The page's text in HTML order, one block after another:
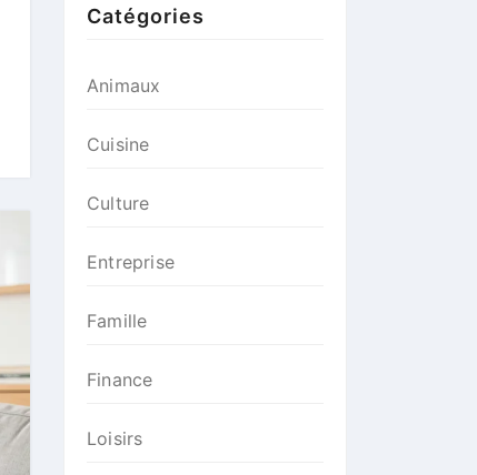
Catégories
Animaux
Cuisine
Culture
Entreprise
Famille
Finance
Loisirs